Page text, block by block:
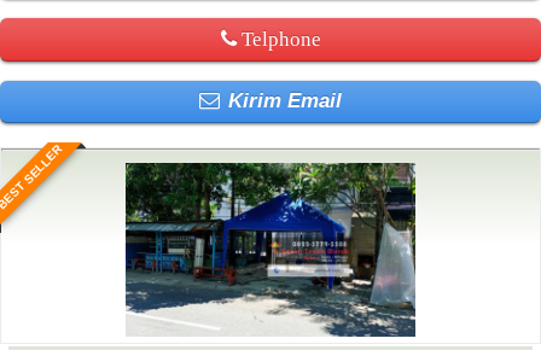
Telphone
Kirim Email
SELLER